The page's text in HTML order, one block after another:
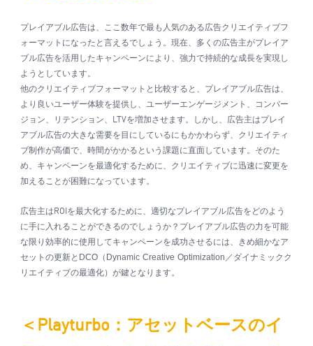
プレイアブル広告は、ここ数年で最も人気のある広告クリエイティブフ
ォーマットになったと言えるでしょう。現在、多くの広告主がプレイア
ブル広告を活用したキャンペーンにより、強力で持続的な成長を実現し
ようとしています。
他のクリエイティブフォーマットと比較すると、プレイアブル広告は、
より良いユーザー体験を提供し、ユーザーエンゲージメント、コンバー
ジョン、リテンション、
LTVを増加させます。しかし、広告主はプレイ
アブル広告の大きな需要を目にしているにもかかわらず、クリエイティ
ブ制作が高価で、時間がかかるという課題に直面しています。そのた
め、キャンペーンを最適化するために、クリエイティブに迅速に変更を
加えることが困難になっています。
広告主は ROI を最大化するために、適切なプレイアブル広告をどのよう
に手に入れることができるのでしょうか？プレイアブル広告の力を可能
な限り効率的に使用してキャンペーンを成功させるには、きめ細かなア
セットの更新と DCO（ Dynamic Creative Optimization ／ダイナミックク
リエイティブの最適化）が鍵となります。
＜ Playturbo：アセットベースのイ